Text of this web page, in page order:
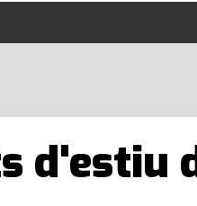
d'estiu